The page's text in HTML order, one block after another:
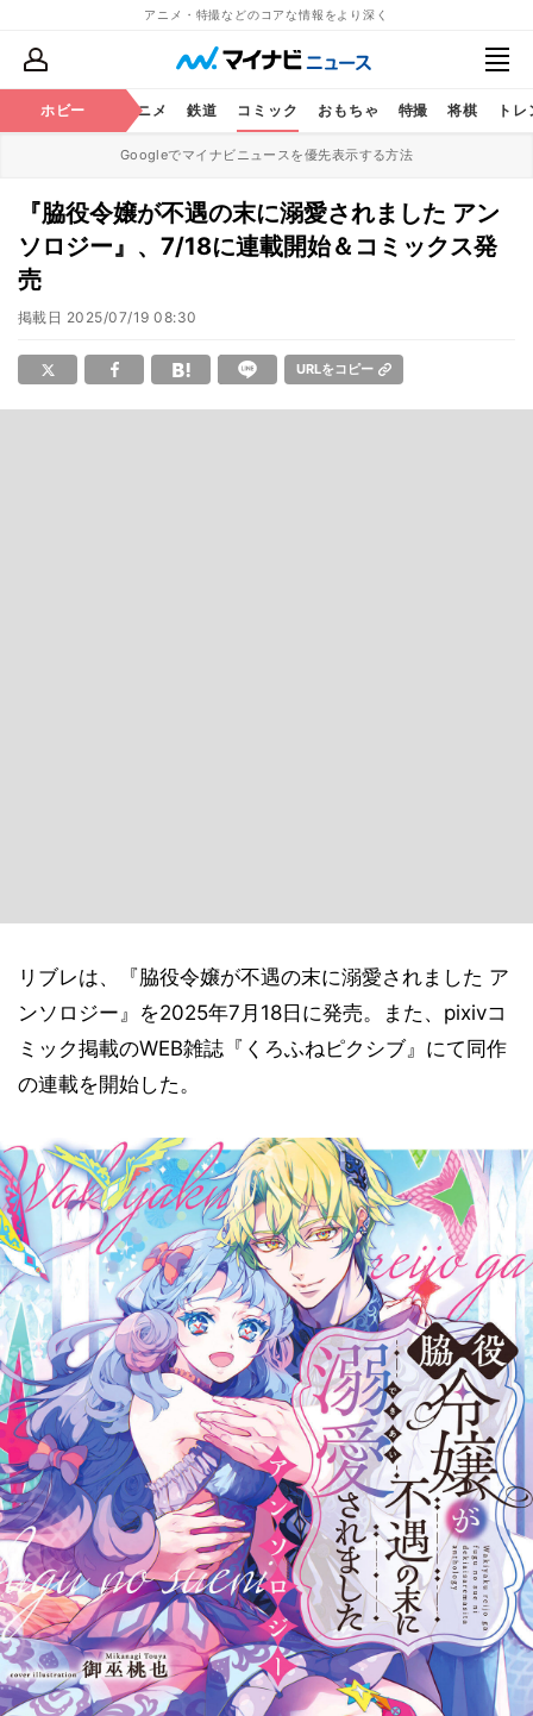
アニメ・特撮などのコアな情報をより深く
ホビー アニメ 鉄道 コミック おもちゃ 特撮 将棋 ト
Googleでマイナビニュースを優先表示する方法
『脇役令嬢が不遇の末に溺愛されました アン
ソロジー』、7/18に連載開始＆コミックス発
売
掲載日 2025/07/19 08:30
URLをコピー
リブレは、『脇役令嬢が不遇の末に溺愛されました ア
ンソロジー』を2025年7月18日に発売。また、pixivコ
ミック掲載のWEB雑誌『くろふねピクシブ』にて同作
の連載を開始した。